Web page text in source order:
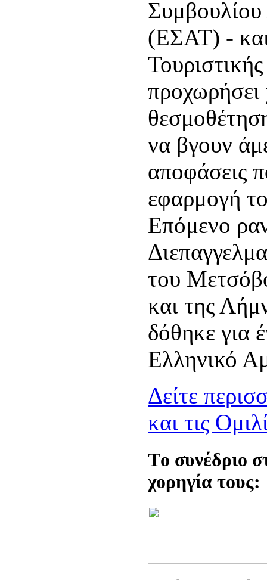
(ΕΣΑΤ) -
να βγουν
αποφάσεις
εφαρμογή
Επόμενο
του
και της
δόθηκε για
Ελληνικό
Δείτε
και τις
Tο συνέδριο
χορηγία τους: